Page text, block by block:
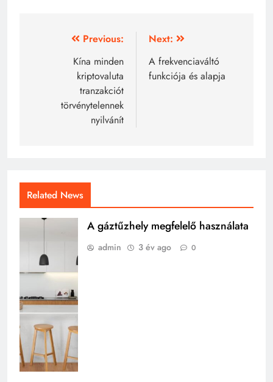
Bejegyzés
navigáció
Previous:
Kína minden
kriptovaluta
tranzakciót
törvénytelennek
nyilvánít
Next:
A frekvenciaváltó
funkciója és alapja
Related News
A gáztűzhely megfelelő használata
admin 3 év ago 0